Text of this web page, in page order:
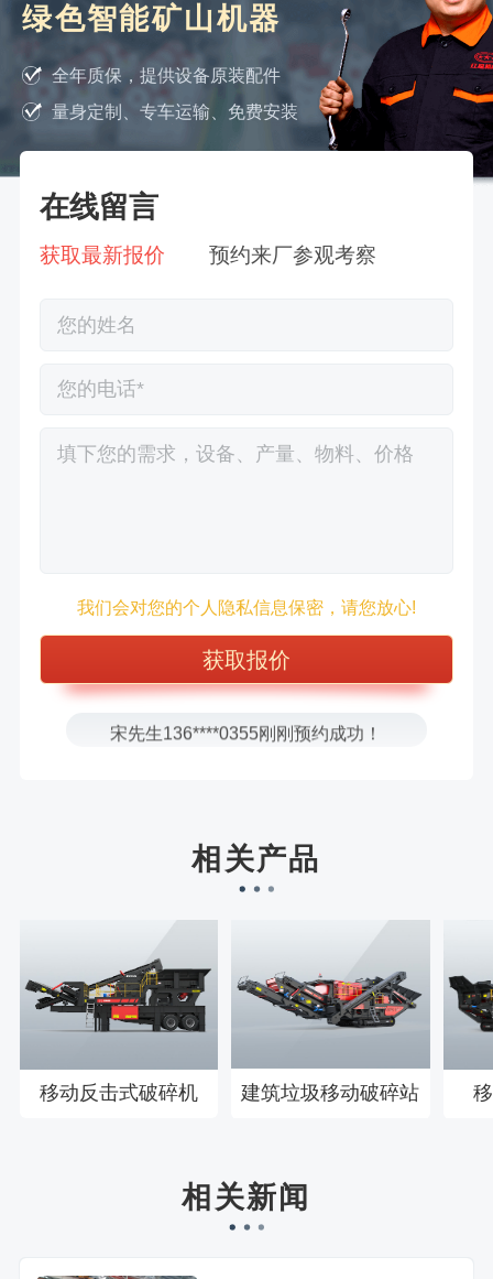
绿色智能矿山机器
全年质保，提供设备原装配件
量身定制、专车运输、免费安装
在线留言
获取最新报价 预约来厂参观考察
我们会对您的个人隐私信息保密，请您放心!
方先生150****5692刚刚预约成功！
樊先生155****3710刚刚预约成功！
宋先生136****0355刚刚预约成功！
相关产品
移动反击式破碎机 建筑垃圾移动破碎站
相关新闻